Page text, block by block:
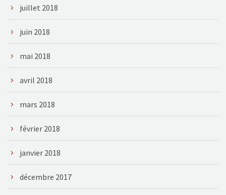
juillet 2018
juin 2018
mai 2018
avril 2018
mars 2018
février 2018
janvier 2018
décembre 2017